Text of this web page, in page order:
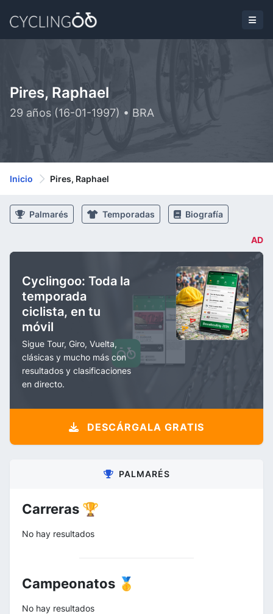
Pires, Raphael
29 años (16-01-1997) • BRA
Inicio Pires, Raphael
Palmarés Temporadas Biografía
AD
Cyclingoo: Toda la
temporada
ciclista, en tu
móvil
Sigue Tour, Giro, Vuelta,
clásicas y mucho más con
resultados y clasificaciones
en directo.
DESCÁRGALA GRATIS
PALMARÉS
Carreras 🏆
No hay resultados
Campeonatos 🥇
No hay resultados